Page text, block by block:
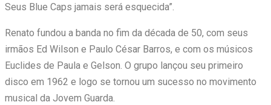
Seus Blue Caps jamais será esquecida”.
Renato fundou a banda no fim da década de 50, com seus
irmãos Ed Wilson e Paulo César Barros, e com os músicos
Euclides de Paula e Gelson. O grupo lançou seu primeiro
disco em 1962 e logo se tornou um sucesso no movimento
musical da Jovem Guarda.